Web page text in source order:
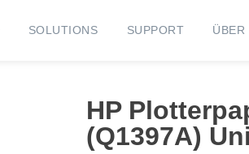
SOLUTIONS SUPPORT ÜBER
HP
(Q1397A)